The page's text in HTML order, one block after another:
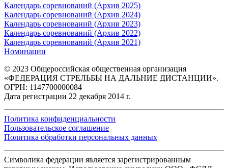
Календарь соревнований (Архив 2025)
Календарь соревнований (Архив 2024)
Календарь соревнований (Архив 2023)
Календарь соревнований (Архив 2022)
Календарь соревнований (Архив 2021)
Номинации
© 2023 Общероссийская общественная организация
«ФЕДЕРАЦИЯ СТРЕЛЬБЫ НА ДАЛЬНИЕ ДИСТАНЦИИ».
ОГРН: 1147700000084
Дата регистрации 22 декабря 2014 г.
Политика конфиденциальности
Пользовательское соглашение
Политика обработки персональных данных
Символика федерации является зарегистрированным